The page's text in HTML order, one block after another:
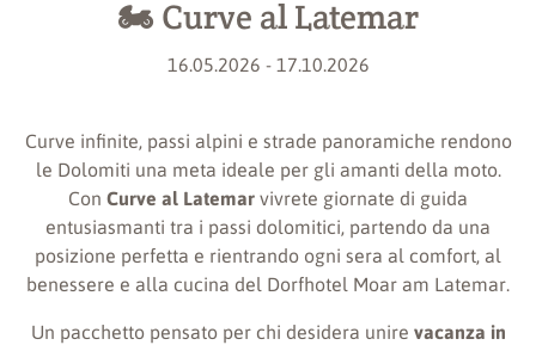
🏍️ Curve al Latemar
16.05.2026 - 17.10.2026
Curve infinite, passi alpini e strade panoramiche rendono
le Dolomiti una meta ideale per gli amanti della moto.
Con Curve al Latemarvivrete giornate di guida
entusiasmanti tra i passi dolomitici, partendo da una
posizione perfetta e rientrando ogni sera al comfort, al
benessere e alla cucina del Dorfhotel Moar am Latemar.
Un pacchetto pensato per chi desidera unire vacanza in